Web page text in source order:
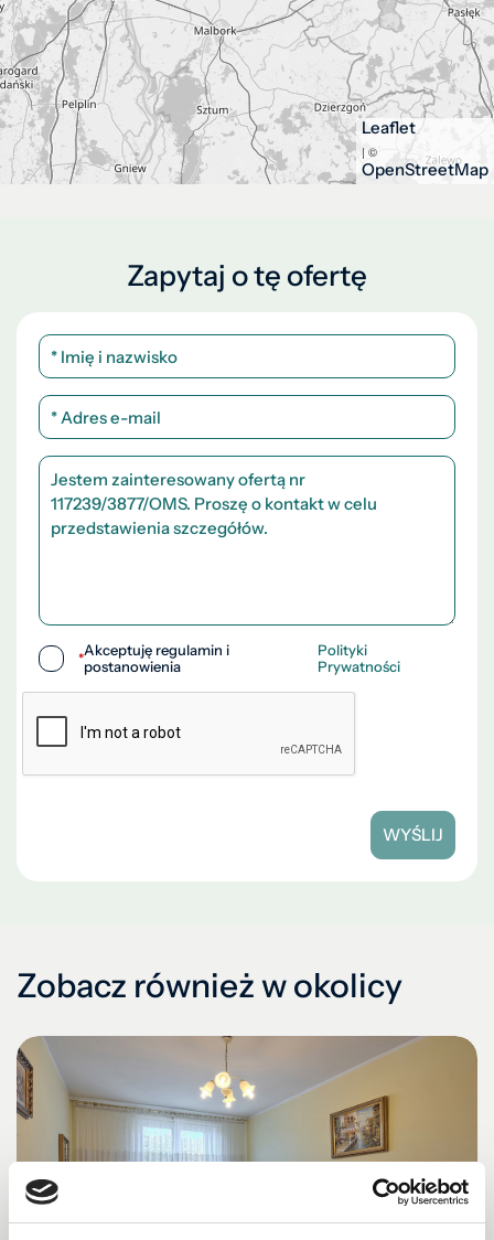
Leaflet
| ©
OpenStreetMap
Zapytaj o tę ofertę
*Akceptuję regulamin i
postanowienia
Polityki
Prywatności
WYŚLIJ
Zobacz również w okolicy